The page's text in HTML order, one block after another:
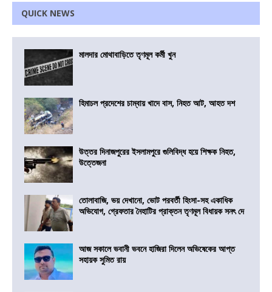
QUICK NEWS
মালদার মোথাবাড়িতে তৃণমূল কর্মী খুন
হিমাচল প্রদেশের চাম্বায় খাদে বাস, নিহত আট, আহত দশ
উত্তর দিনাজপুরের ইসলামপুরে গুলিবিদ্ধ হয়ে শিক্ষক নিহত,
উত্তেজনা
তোলাবাজি, ভয় দেখানো, ভোট পরবর্তী হিংসা-সহ একাধিক
অভিযোগ, গ্রেফতার নৈহাটির প্রাক্তন তৃণমূল বিধায়ক সনৎ দে
আজ সকালে ভবানী ভবনে হাজিরা দিলেন অভিষেকের আপ্ত
সহায়ক সুমিত রায়